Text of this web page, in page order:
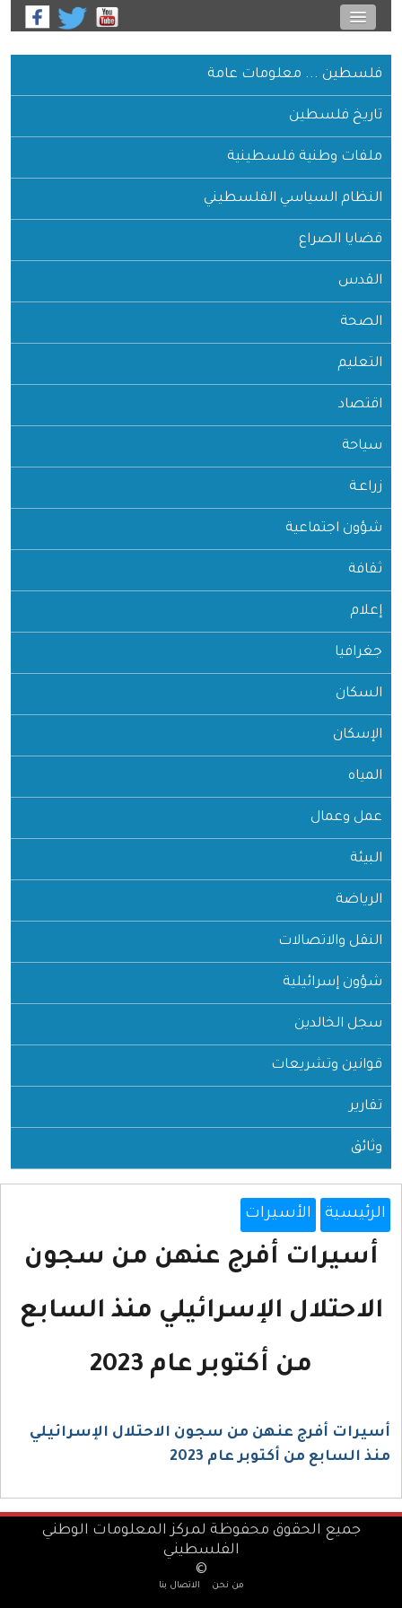
فلسطين ... معلومات عامة
تاريخ فلسطين
ملفات وطنية فلسطينية
النظام السياسي الفلسطيني
قضايا الصراع
القدس
الصحة
التعليم
اقتصاد
سياحة
زراعـة
شؤون اجتماعية
ثقافة
إعلام
جغرافيا
السكان
الإسكان
المياه
عمل وعمال
البيئة
الرياضة
النقل والاتصالات
شؤون إسرائيلية
سجل الخالدين
قوانين وتشريعات
تقارير
وثائق
الرئيسية الأسيرات
أسيرات أفرج عنهن من سجون
الاحتلال الإسرائيلي منذ السابع
من أكتوبر عام 2023
أسيرات أفرج عنهن من سجون الاحتلال الإسرائيلي
منذ السابع من أكتوبر عام 2023
جميع الحقوق محفوظة لمركز المعلومات الوطني
الفلسطيني
©
من نحن الاتصال بنا